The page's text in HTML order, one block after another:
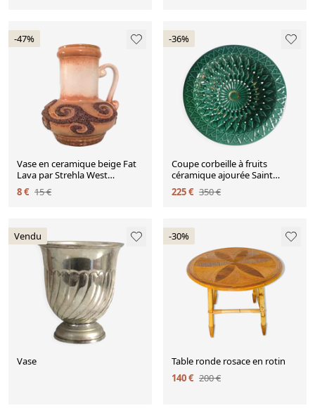
-47%
Vase en ceramique beige Fat
Lava par Strehla West
Germany vintage années 60-
70
8 € 15 €
-36%
Coupe corbeille à fruits
céramique ajourée Saint
Clément
225 € 350 €
Vendu
Vase
-30%
Table ronde rosace en rotin
140 € 200 €